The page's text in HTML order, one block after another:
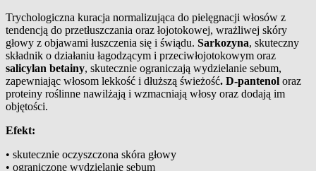
Trychologiczna kuracja normalizująca do pielęgnacji włosów z
tendencją do przetłuszczania oraz łojotokowej, wrażliwej skóry
głowy z objawami łuszczenia się i świądu. Sarkozyna, skuteczny
składnik o działaniu łagodzącym i przeciwłojotokowym oraz
salicylan betainy, skutecznie ograniczają wydzielanie sebum,
zapewniając włosom lekkość i dłuższą świeżość. D-pantenol oraz
proteiny roślinne nawilżają i wzmacniają włosy oraz dodają im
objętości.
Efekt:
• skutecznie oczyszczona skóra głowy
• ograniczone wydzielanie sebum